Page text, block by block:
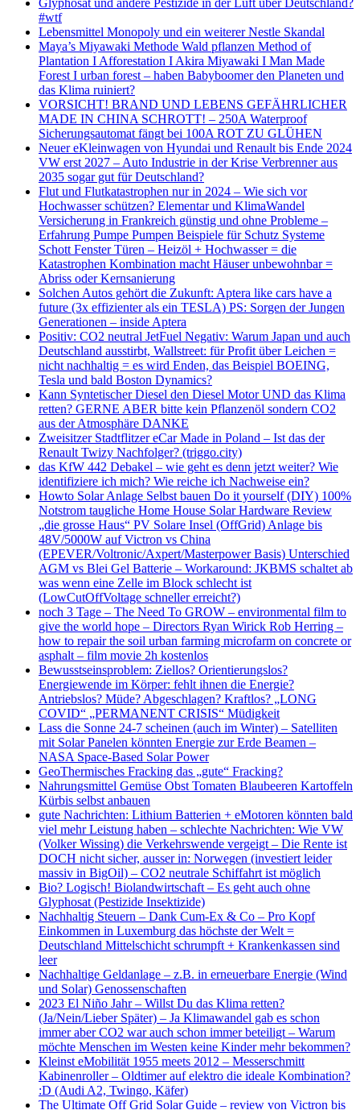
Glyphosat und andere Pestizide in der Luft über Deutschland?
#wtf
Lebensmittel Monopoly und ein weiterer Nestle Skandal
Maya’s Miyawaki Methode Wald pflanzen Method of
Plantation I Afforestation I Akira Miyawaki I Man Made
Forest I urban forest – haben Babyboomer den Planeten und
das Klima ruiniert?
VORSICHT! BRAND UND LEBENS GEFÄHRLICHER
MADE IN CHINA SCHROTT! – 250A Waterproof
Sicherungsautomat fängt bei 100A ROT ZU GLÜHEN
Neuer eKleinwagen von Hyundai und Renault bis Ende 2024
VW erst 2027 – Auto Industrie in der Krise Verbrenner aus
2035 sogar gut für Deutschland?
Flut und Flutkatastrophen nur in 2024 – Wie sich vor
Hochwasser schützen? Elementar und KlimaWandel
Versicherung in Frankreich günstig und ohne Probleme –
Erfahrung Pumpe Pumpen Beispiele für Schutz Systeme
Schott Fenster Türen – Heizöl + Hochwasser = die
Katastrophen Kombination macht Häuser unbewohnbar =
Abriss oder Kernsanierung
Solchen Autos gehört die Zukunft: Aptera like cars have a
future (3x effizienter als ein TESLA) PS: Sorgen der Jungen
Generationen – inside Aptera
Positiv: CO2 neutral JetFuel Negativ: Warum Japan und auch
Deutschland ausstirbt, Wallstreet: für Profit über Leichen =
nicht nachhaltig = es wird Enden, das Beispiel BOEING,
Tesla und bald Boston Dynamics?
Kann Syntetischer Diesel den Diesel Motor UND das Klima
retten? GERNE ABER bitte kein Pflanzenöl sondern CO2
aus der Atmosphäre DANKE
Zweisitzer Stadtflitzer eCar Made in Poland – Ist das der
Renault Twizy Nachfolger? (triggo.city)
das KfW 442 Debakel – wie geht es denn jetzt weiter? Wie
identifiziere ich mich? Wie reiche ich Nachweise ein?
Howto Solar Anlage Selbst bauen Do it yourself (DIY) 100%
Notstrom taugliche Home House Solar Hardware Review
„die grosse Haus“ PV Solare Insel (OffGrid) Anlage bis
48V/5000W auf Victron vs China
(EPEVER/Voltronic/Axpert/Masterpower Basis) Unterschied
AGM vs Blei Gel Batterie – Workaround: JKBMS schaltet ab
was wenn eine Zelle im Block schlecht ist
(LowCutOffVoltage schneller erreicht?)
noch 3 Tage – The Need To GROW – environmental film to
give the world hope – Directors Ryan Wirick Rob Herring –
how to repair the soil urban farming microfarm on concrete or
asphalt – film movie 2h kostenlos
Bewusstseinsproblem: Ziellos? Orientierungslos?
Energiewende im Körper: fehlt ihnen die Energie?
Antriebslos? Müde? Abgeschlagen? Kraftlos? „LONG
COVID“ „PERMANENT CRISIS“ Müdigkeit
Lass die Sonne 24-7 scheinen (auch im Winter) – Satelliten
mit Solar Panelen könnten Energie zur Erde Beamen –
NASA Space-Based Solar Power
GeoThermisches Fracking das „gute“ Fracking?
Nahrungsmittel Gemüse Obst Tomaten Blaubeeren Kartoffeln
Kürbis selbst anbauen
gute Nachrichten: Lithium Batterien + eMotoren könnten bald
viel mehr Leistung haben – schlechte Nachrichten: Wie VW
(Volker Wissing) die Verkehrswende vergeigt – Die Rente ist
DOCH nicht sicher, ausser in: Norwegen (investiert leider
massiv in BigOil) – CO2 neutrale Schiffahrt ist möglich
Bio? Logisch! Biolandwirtschaft – Es geht auch ohne
Glyphosat (Pestizide Insektizide)
Nachhaltig Steuern – Dank Cum-Ex & Co – Pro Kopf
Einkommen in Luxemburg das höchste der Welt =
Deutschland Mittelschicht schrumpft + Krankenkassen sind
leer
Nachhaltige Geldanlage – z.B. in erneuerbare Energie (Wind
und Solar) Genossenschaften
2023 El Niño Jahr – Willst Du das Klima retten?
(Ja/Nein/Lieber Später) – Ja Klimawandel gab es schon
immer aber CO2 war auch schon immer beteiligt – Warum
möchte Menschen im Westen keine Kinder mehr bekommen?
Kleinst eMobilität 1955 meets 2012 – Messerschmitt
Kabinenroller – Oldtimer auf elektro die ideale Kombination?
:D (Audi A2, Twingo, Käfer)
The Ultimate Off Grid Solar Guide – review von Victron bis